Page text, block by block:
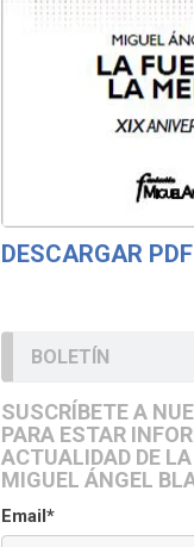
DESCARGAR PDF
BOLETÍN
SUSCRÍBETE A
PARA ESTAR
ACTUALIDAD DE
MIGUEL ÁNGEL
Email*